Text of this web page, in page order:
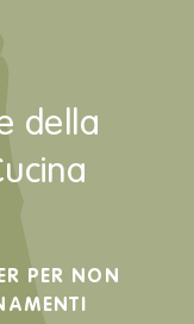
della
PER NON